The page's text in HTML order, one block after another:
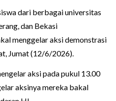
dari berbagai universitas
dan Bekasi
menggelar aksi demonstrasi
Jumat (12/6/2026).
aksi pada pukul 13.00
aksinya mereka bakal